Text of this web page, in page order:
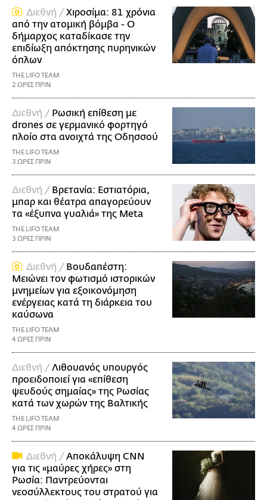
Διεθνή /Χιροσίμα: 81 χρόνια
από την ατομική βόμβα - Ο
δήμαρχος καταδίκασε την
επιδίωξη απόκτησης πυρηνικών
όπλων
THE LIFO TEAM
2 ΩΡΕΣ ΠΡΙΝ
Διεθνή / Ρωσική επίθεση με
drones σε γερμανικό φορτηγό
πλοίο στα ανοιχτά της Οδησσού
THE LIFO TEAM
3 ΩΡΕΣ ΠΡΙΝ
Διεθνή / Βρετανία: Εστιατόρια,
μπαρ και θέατρα απαγορεύουν
τα «έξυπνα γυαλιά» της Meta
THE LIFO TEAM
3 ΩΡΕΣ ΠΡΙΝ
Διεθνή / Βουδαπέστη:
Μειώνει τον φωτισμό ιστορικών
μνημείων για εξοικονόμηση
ενέργειας κατά τη διάρκεια του
καύσωνα
THE LIFO TEAM
4 ΩΡΕΣ ΠΡΙΝ
Διεθνή /Λιθουανός υπουργός
προειδοποιεί για «επίθεση
ψευδούς σημαίας» της Ρωσίας
κατά των χωρών της Βαλτικής
THE LIFO TEAM
4 ΩΡΕΣ ΠΡΙΝ
Διεθνή /Αποκάλυψη CNN
για τις «μαύρες χήρες» στη
Ρωσία: Παντρεύονται
νεοσύλλεκτους του στρατού για